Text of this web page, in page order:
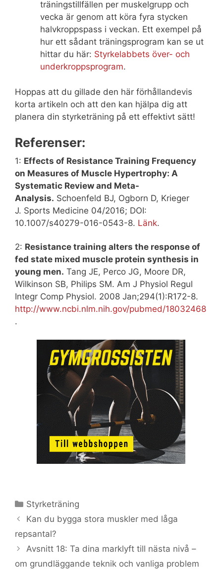
träningstillfällen per muskelgrupp och
vecka är genom att köra fyra stycken
halvkroppspass i veckan. Ett exempel på
hur ett sådant träningsprogram kan se ut
hittar du här: Styrkelabbets över- och
underkroppsprogram.
Hoppas att du gillade den här förhållandevis
korta artikeln och att den kan hjälpa dig att
planera din styrketräning på ett effektivt sätt!
Referenser:
1: Effects of Resistance Training Frequency
on Measures of Muscle Hypertrophy: A
Systematic Review and Meta-
Analysis. Schoenfeld BJ, Ogborn D, Krieger
J. Sports Medicine 04/2016; DOI:
10.1007/s40279-016-0543-8. Länk.
2: Resistance training alters the response of
fed state mixed muscle protein synthesis in
young men. Tang JE, Perco JG, Moore DR,
Wilkinson SB, Philips SM. Am J Physiol Regul
Integr Comp Physiol. 2008 Jan;294(1):R172-8.
http://www.ncbi.nlm.nih.gov/pubmed/18032468
.
Kategorier
Styrketräning
Kan du bygga stora muskler med låga
repsantal?
Avsnitt 18: Ta dina marklyft till nästa nivå –
om grundläggande teknik och vanliga problem